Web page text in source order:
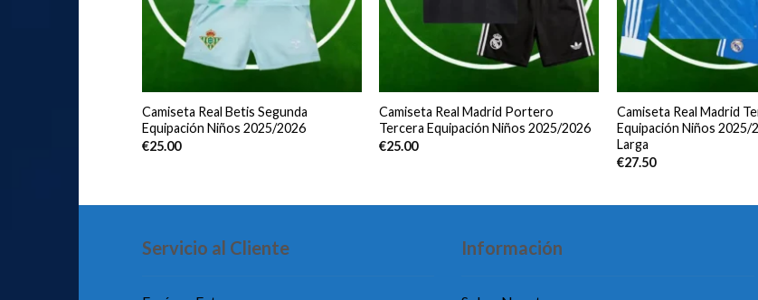
Camiseta Real Betis Segunda
Equipación Niños 2025/2026
€25.00
Camiseta Real Madrid Portero
Tercera Equipación Niños 2025/2026
€25.00
Camiseta Real Madrid
Equipación Niños 2025/
Larga
€27.50
Servicio al Cliente Información